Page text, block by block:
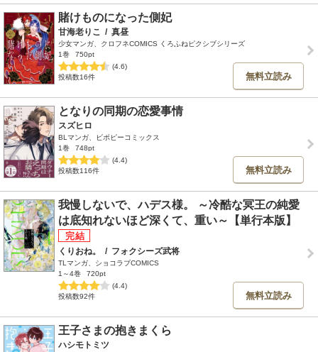
賭けものになった側妃
甘海老りこ / 真昼
少女マンガ、クロフネCOMICS くろふねピクシブシリーズ
1巻
750pt
(4.6)
投稿数16件
無料立読み
となりの同期の恋愛事情
スズヒロ
BLマンガ、ビボピーコミックス
1巻
748pt
(4.4)
投稿数116件
無料立読み
我慢しないで、ハデス様。 ～冷酷な冥王の純愛
は底知れないほど深くて、重い～【単行本版】
くりおね。 / フォクシーズ武将
TLマンガ、ショコラブCOMICS
1～4巻
720pt
(4.4)
投稿数92件
無料立読み
王子さまの抱きまくら
ハシモトミツ